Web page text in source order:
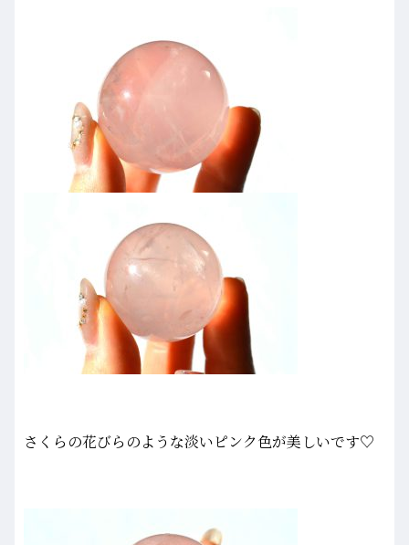
さくらの花びらのような淡いピンク色が美しいです♡